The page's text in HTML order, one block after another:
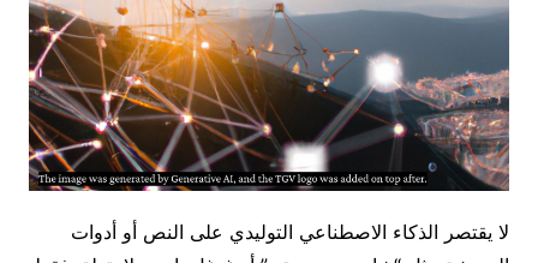
لا يقتصر الذكاء الاصطناعي التوليدي على النص أو أدوات